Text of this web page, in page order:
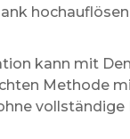
kann mit
Methode